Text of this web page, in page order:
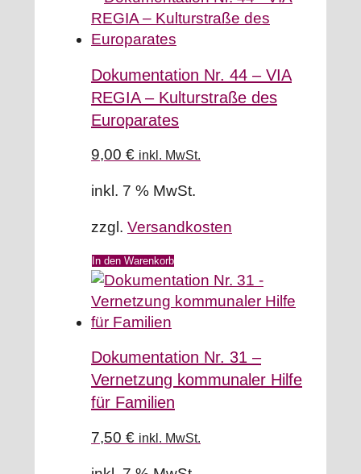
Dokumentation Nr. 44 – VIA
REGIA – Kulturstraße des
Europarates
9,00 € inkl. MwSt.
inkl. 7 % MwSt.
zzgl. Versandkosten
In den Warenkorb
Dokumentation Nr. 31 –
Vernetzung kommunaler Hilfe
für Familien
7,50 € inkl. MwSt.